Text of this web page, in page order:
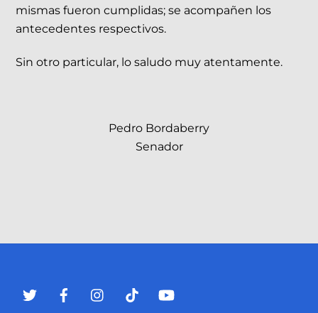
mismas fueron cumplidas; se acompañen los
antecedentes respectivos.
Sin otro particular, lo saludo muy atentamente.
Pedro Bordaberry
Senador